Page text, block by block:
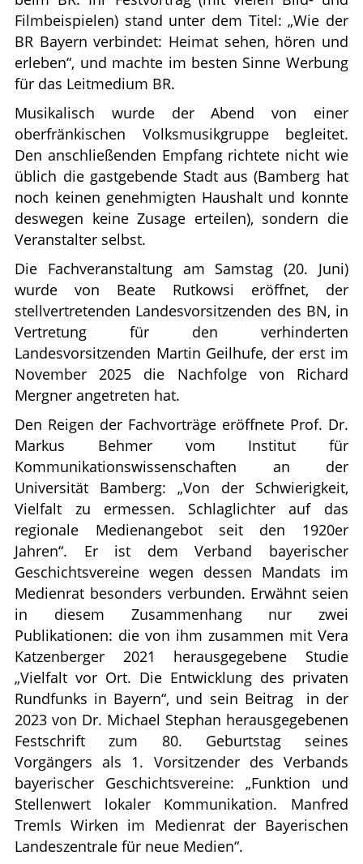
Filmbeispielen) stand unter dem Titel: „Wie der
BR Bayern verbindet: Heimat sehen, hören und
erleben“, und machte im besten Sinne Werbung
für das Leitmedium BR.
Musikalisch wurde der Abend von einer
oberfränkischen Volksmusikgruppe begleitet.
Den anschließenden Empfang richtete nicht wie
üblich die gastgebende Stadt aus (Bamberg hat
noch keinen genehmigten Haushalt und konnte
deswegen keine Zusage erteilen), sondern die
Veranstalter selbst.
Die Fachveranstaltung am Samstag (20. Juni)
wurde von Beate Rutkowsi eröffnet, der
stellvertretenden Landesvorsitzenden des BN, in
Vertretung für den verhinderten
Landesvorsitzenden Martin Geilhufe, der erst im
November 2025 die Nachfolge von Richard
Mergner angetreten hat.
Den Reigen der Fachvorträge eröffnete Prof. Dr.
Markus Behmer vom Institut für
Kommunikationswissenschaften an der
Universität Bamberg: „Von der Schwierigkeit,
Vielfalt zu ermessen. Schlaglichter auf das
regionale Medienangebot seit den 1920er
Jahren“. Er ist dem Verband bayerischer
Geschichtsvereine wegen dessen Mandats im
Medienrat besonders verbunden. Erwähnt seien
in diesem Zusammenhang nur zwei
Publikationen: die von ihm zusammen mit Vera
Katzenberger 2021 herausgegebene Studie
„Vielfalt vor Ort. Die Entwicklung des privaten
Rundfunks in Bayern“, und sein Beitrag
in der
2023 von Dr. Michael Stephan herausgegebenen
Festschrift zum 80. Geburtstag seines
Vorgängers als 1. Vorsitzender des Verbands
bayerischer Geschichtsvereine: „Funktion und
Stellenwert lokaler Kommunikation. Manfred
Tremls Wirken im Medienrat der Bayerischen
Landeszentrale für neue Medien“.